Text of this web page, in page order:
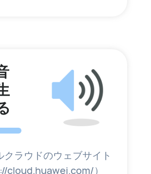
クラウドのウェブサイト
cloud.huawei.com/）